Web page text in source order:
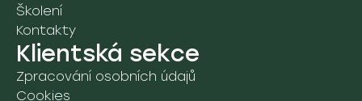
Školení
Kontakty
Klientská sekce
Zpracování osobních údajů
Cookies